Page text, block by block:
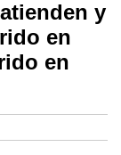
y
en
en